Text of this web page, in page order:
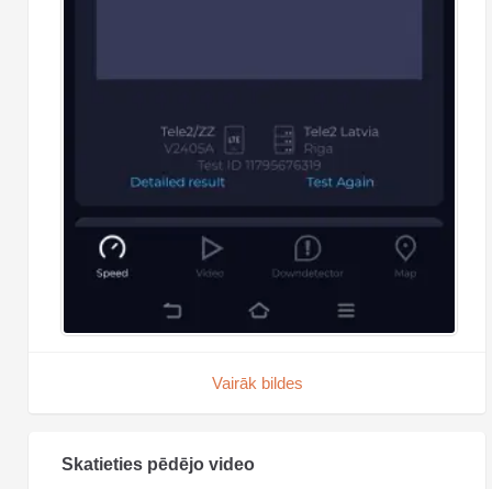
Vairāk bildes
Skatieties pēdējo video